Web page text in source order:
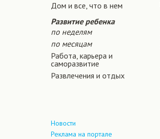
Дом и все, что в нем
Развитие ребенка
по неделям
по месяцам
Работа, карьера и
саморазвитие
Развлечения и отдых
Новости
Реклама на портале